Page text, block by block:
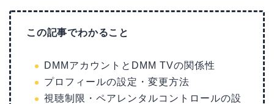
この記事でわかること
DMMアカウントとDMM TVの関係性
プロフィールの設定・変更方法
視聴制限・ペアレンタルコントロールの設